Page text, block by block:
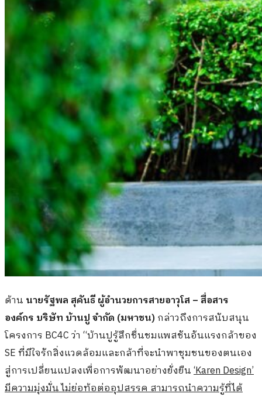
ด้าน นายรัฐพล สุคันธี ผู้อำนวยการสายอาวุโส – สื่อสาร
องค์กร บริษัท บ้านปู จำกัด (มหาชน)กล่าวถึงการสนับสนุน
โครงการ BC4C ว่า “บ้านปูรู้สึกชื่นชมแพสชันอันแรงกล้าของ
SE ที่มีใจรักสิ่งแวดล้อมและกล้าที่จะนำพาชุมชนของตนเอง
สู่การเปลี่ยนแปลงเพื่อการพัฒนาอย่างยั่งยืน‘Karen Design’
มีความมุ่งมั่น ไม่ย่อท้อต่ออุปสรรค สามารถนำความรู้ที่ได้